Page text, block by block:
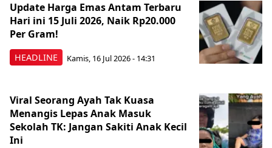
HEADLINE
Update Harga Emas Antam Terbaru
Hari ini 15 Juli 2026, Naik Rp20.000
Per Gram!
Kamis, 16 Jul 2026 - 14:31
Viral Seorang Ayah Tak Kuasa
Menangis Lepas Anak Masuk
Sekolah TK: Jangan Sakiti Anak Kecil
Ini